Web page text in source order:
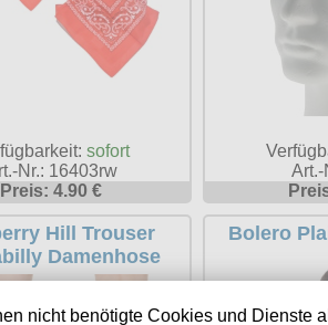
sofort
Nr.: 16403rw
Preis: 4.90 €
Art.-
Hill Trouser
Damenhose
Bolero
nicht benötigte Cookies und Dienste